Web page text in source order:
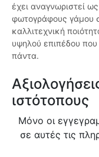
έχει αναγνωριστεί
φωτογράφους γάμου
καλλιτεχνική
υψηλού επιπέδου
πάντα.
ιστότοπους
Μόνο οι
σε αυτές τις